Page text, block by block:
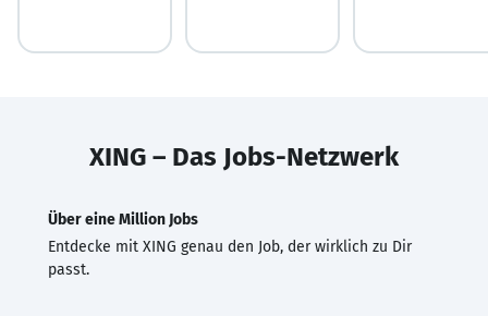
XING – Das Jobs-Netzwerk
Über eine Million Jobs
Entdecke mit XING genau den Job, der wirklich zu Dir
passt.